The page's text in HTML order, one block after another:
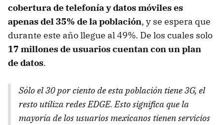
cobertura de telefonía y datos móviles es
apenas del 35% de la población, y se espera que
durante este año llegue al 49%. De los cuales solo
17 millones de usuarios cuentan con un plan
de datos.
Sólo el 30 por ciento de esta población tiene 3G, el
resto utiliza redes EDGE. Esto significa que la
mayoría de los usuarios mexicanos tienen servicios